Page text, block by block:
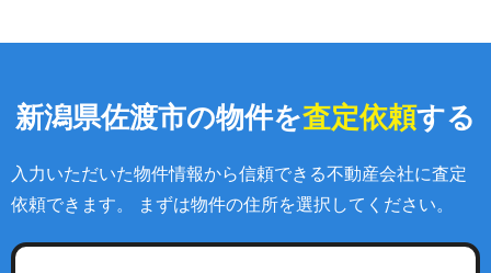
新潟県佐渡市の物件を査定依頼する
入力いただいた物件情報から信頼できる不動産会社に査定
依頼できます。 まずは物件の住所を選択してください。